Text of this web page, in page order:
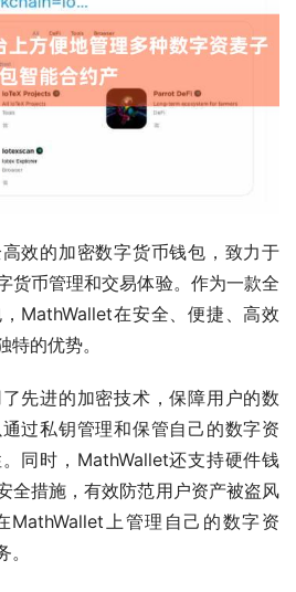
效的加密数字货币钱包，致力于
货币管理和交易体验。作为一款全
MathWallet在安全、便捷、高效
的优势。
先进的加密技术，保障用户的数
过私钥管理和保管自己的数字资
同时，MathWallet还支持硬件钱
全措施，有效防范用户资产被盗风
MathWallet上管理自己的数字资